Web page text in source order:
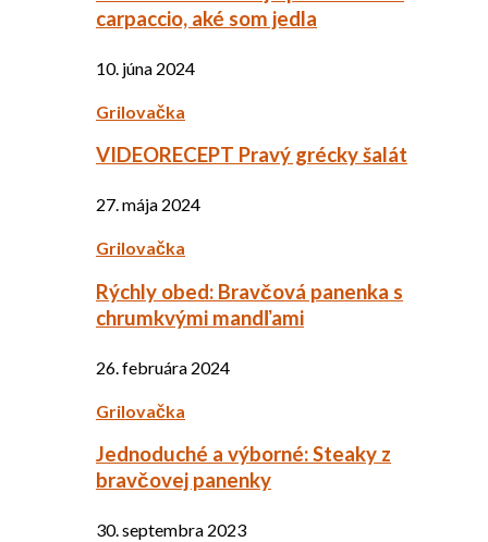
carpaccio, aké som jedla
10. júna 2024
Grilovačka
VIDEORECEPT Pravý grécky šalát
27. mája 2024
Grilovačka
Rýchly obed: Bravčová panenka s
chrumkvými mandľami
26. februára 2024
Grilovačka
Jednoduché a výborné: Steaky z
bravčovej panenky
30. septembra 2023